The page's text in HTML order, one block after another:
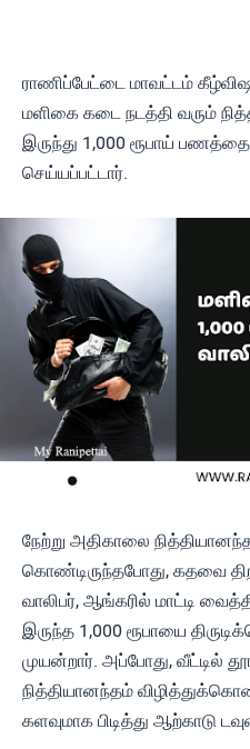
ராணிப்பேட்டை மாவட்டம்
மளிகை கடை நடத்தி வரும்
இருந்து 1,000 ரூபாய் பணத்தை
செய்யப்பட்டார்.
நேற்று அதிகாலை
கொண்டிருந்தபோது, கதவை
வாலிபர், ஆங்கரில் மாட்டி
இருந்த 1,000 ரூபாயை
முயன்றார். அப்போது, வீட்டில்
நித்தியானந்தம்
களவுமாக பிடித்து ஆற்காடு